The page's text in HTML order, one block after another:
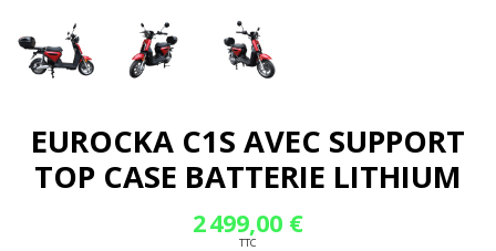
EUROCKA C1S AVEC SUPPORT
TOP CASE BATTERIE LITHIUM
2 499,00 €
TTC